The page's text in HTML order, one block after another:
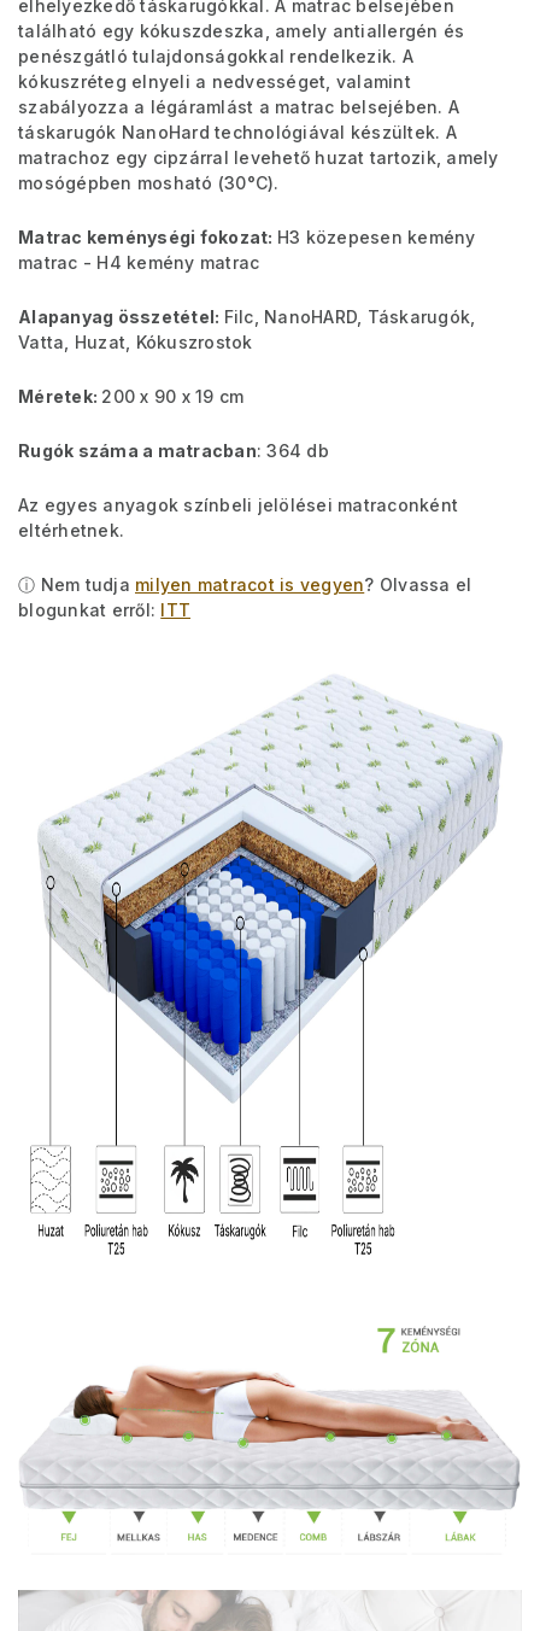
elhelyezkedő táskarugókkal. A matrac belsejében
található egy kókuszdeszka, amely antiallergén és
penészgátló tulajdonságokkal rendelkezik. A
kókuszréteg elnyeli a nedvességet, valamint
szabályozza a légáramlást a matrac belsejében. A
táskarugók NanoHard technológiával készültek. A
matrachoz egy cipzárral levehető huzat tartozik, amely
mosógépben mosható (30°C).
Matrac keménységi fokozat: H3 közepesen kemény
matrac - H4 kemény matrac
Alapanyag összetétel: Filc, NanoHARD, Táskarugók,
Vatta, Huzat, Kókuszrostok
Méretek: 200 x 90 x 19 cm
Rugók száma a matracban: 364 db
Az egyes anyagok színbeli jelölései matraconként
eltérhetnek.
ⓘ Nem tudja milyen matracot is vegyen? Olvassa el
blogunkat erről: ITT